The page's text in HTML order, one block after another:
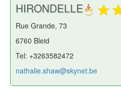
HIRONDELLE
Rue Grande, 73
6760 Bleid
Tel: +3263582472
nathalie.shaw@skynet.be